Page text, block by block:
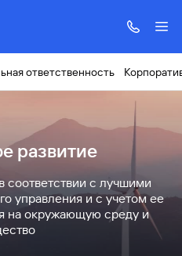
ответственность
развитие
соответствии с лучшими
управления и с учетом ее
на окружающую среду и